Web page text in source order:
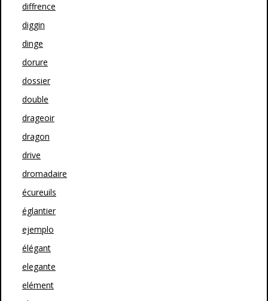
diffrence
diggin
dinge
dorure
dossier
double
drageoir
dragon
drive
dromadaire
écureuils
églantier
ejemplo
élégant
elegante
elément